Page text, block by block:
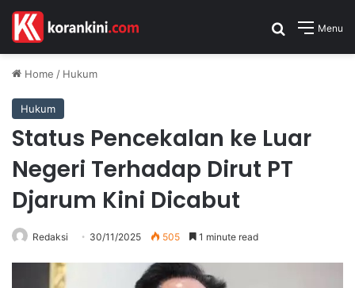
Menu
Search for
Home / Hukum
Hukum
Status Pencekalan ke Luar
Negeri Terhadap Dirut PT
Djarum Kini Dicabut
Redaksi 30/11/2025 505 1 minute read